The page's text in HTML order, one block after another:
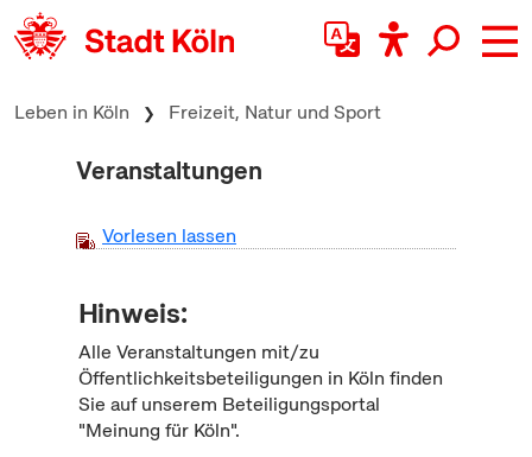
zum Inhalt springen
Leben in Köln Freizeit, Natur und Sport
Veranstaltungen
Vorlesen lassen
Hinweis:
Alle Veranstaltungen mit/zu
Öffentlichkeitsbeteiligungen in Köln finden
Sie auf unserem Beteiligungsportal
"Meinung für Köln".